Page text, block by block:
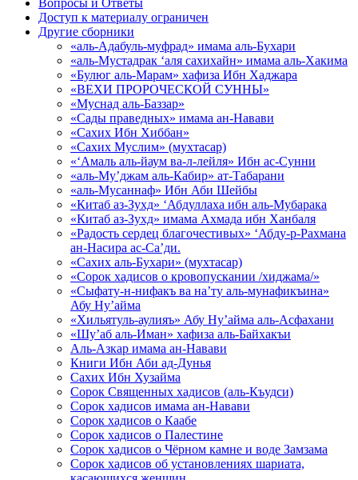
Вопросы и Ответы
Доступ к материалу ограничен
Другие сборники
«аль-Адабуль-муфрад» имама аль-Бухари
«аль-Мустадрак ‘аля сахихайн» имама аль-Хакима
«Булюг аль-Марам» хафиза Ибн Хаджара
«ВЕХИ ПРОРОЧЕСКОЙ СУННЫ»
«Муснад аль-Баззар»
«Сады праведных» имама ан-Навави
«Сахих Ибн Хиббан»
«Сахих Муслим» (мухтасар)
«‘Амаль аль-йаум ва-л-лейля» Ибн ас-Сунни
«аль-Му’джам аль-Кабир» ат-Табарани
«аль-Мусаннаф» Ибн Аби Шейбы
«Китаб аз-Зухд» ‘Абдуллаха ибн аль-Мубарака
«Китаб аз-Зухд» имама Ахмада ибн Ханбаля
«Радость сердец благочестивых» ‘Абду-р-Рахмана
ан-Насира ас-Са’ди.
«Сахих аль-Бухари» (мухтасар)
«Сорок хадисов о кровопускании /хиджама/»
«Сыфату-н-нифакъ ва на’ту аль-мунафикъина»
Абу Ну’айма
«Хильятуль-аулияъ» Абу Ну’айма аль-Асфахани
«Шу’аб аль-Иман» хафиза аль-Байхакъи
Аль-Азкар имама ан-Навави
Книги Ибн Аби ад-Дунья
Сахих Ибн Хузайма
Сорок Священных хадисов (аль-Къудси)
Сорок хадисов имама ан-Навави
Сорок хадисов о Каабе
Сорок хадисов о Палестине
Сорок хадисов о Чёрном камне и воде Замзама
Сорок хадисов об установлениях шариата,